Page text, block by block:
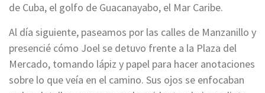
de Cuba, el golfo de Guacanayabo, el Mar Caribe.
Al día siguiente, paseamos por las calles de Manzanillo y
presencié cómo Joel se detuvo frente a la Plaza del
Mercado, tomando lápiz y papel para hacer anotaciones
sobre lo que veía en el camino. Sus ojos se enfocaban